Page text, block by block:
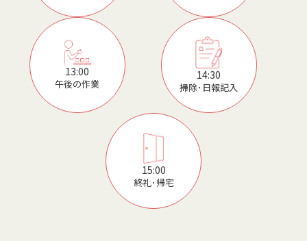
13:00
午後の作業
14:30
掃除･日報記入
15:00
終礼･帰宅